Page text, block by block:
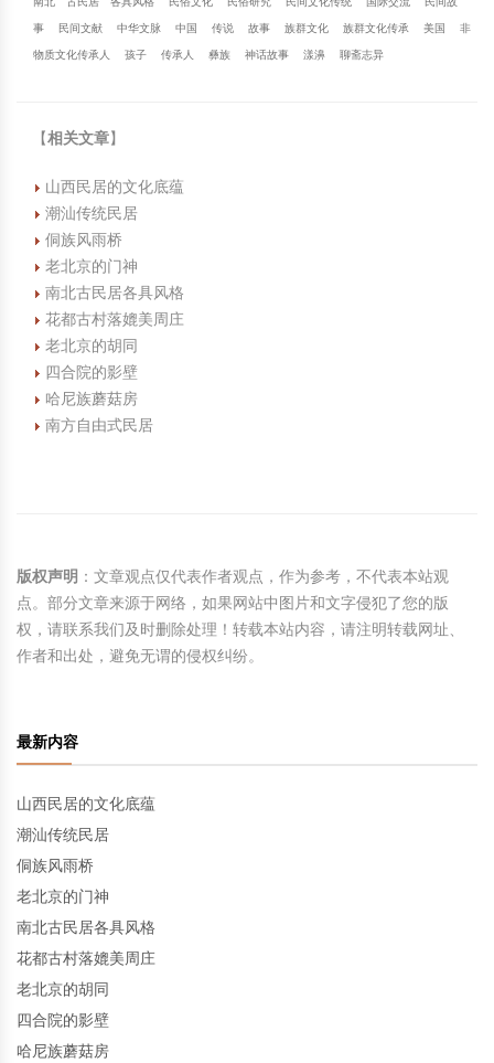
事 民间文献 中华文脉 中国 传说 故事 族群文化 族群文化传承 美国 非
物质文化传承人 孩子 传承人 彝族 神话故事 漾濞 聊斋志异
【相关文章】
山西民居的文化底蕴
潮汕传统民居
侗族风雨桥
老北京的门神
南北古民居各具风格
花都古村落媲美周庄
老北京的胡同
四合院的影壁
哈尼族蘑菇房
南方自由式民居
版权声明 ：文章观点仅代表作者观点，作为参考，不代表本站观
点。部分文章来源于网络，如果网站中图片和文字侵犯了您的版
权，请联系我们及时删除处理！转载本站内容，请注明转载网址、
作者和出处，避免无谓的侵权纠纷。
最新内容
山西民居的文化底蕴
潮汕传统民居
侗族风雨桥
老北京的门神
南北古民居各具风格
花都古村落媲美周庄
老北京的胡同
四合院的影壁
哈尼族蘑菇房